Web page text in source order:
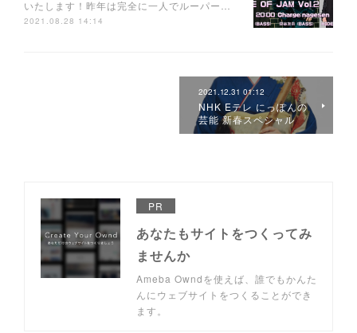
いたします！昨年は完全に一人でルーパー…
2021.08.28 14:14
2021.12.31 01:12
NHK Eテレ にっぽんの
芸能 新春スペシャル
PR
あなたもサイトをつくってみ
ませんか
Ameba Owndを使えば、誰でもかんた
んにウェブサイトをつくることができ
ます。